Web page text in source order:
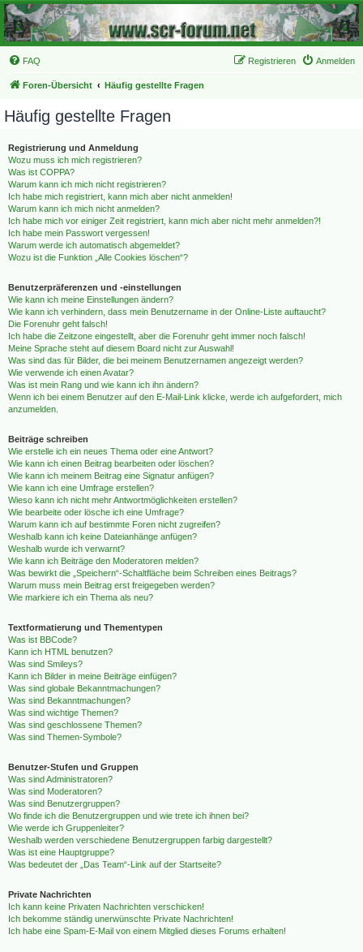
FAQ Anmelden
Registrieren
Foren-Übersicht Häufig gestellte Fragen
Häufig gestellte Fragen
Registrierung und Anmeldung
Wozu muss ich mich registrieren?
Was ist COPPA?
Warum kann ich mich nicht registrieren?
Ich habe mich registriert, kann mich aber nicht anmelden!
Warum kann ich mich nicht anmelden?
Ich habe mich vor einiger Zeit registriert, kann mich aber nicht mehr anmelden?!
Ich habe mein Passwort vergessen!
Warum werde ich automatisch abgemeldet?
Wozu ist die Funktion „Alle Cookies löschen“?
Benutzerpräferenzen und -einstellungen
Wie kann ich meine Einstellungen ändern?
Wie kann ich verhindern, dass mein Benutzername in der Online-Liste auftaucht?
Die Forenuhr geht falsch!
Ich habe die Zeitzone eingestellt, aber die Forenuhr geht immer noch falsch!
Meine Sprache steht auf diesem Board nicht zur Auswahl!
Was sind das für Bilder, die bei meinem Benutzernamen angezeigt werden?
Wie verwende ich einen Avatar?
Was ist mein Rang und wie kann ich ihn ändern?
Wenn ich bei einem Benutzer auf den E-Mail-Link klicke, werde ich aufgefordert, mich
anzumelden.
Beiträge schreiben
Wie erstelle ich ein neues Thema oder eine Antwort?
Wie kann ich einen Beitrag bearbeiten oder löschen?
Wie kann ich meinem Beitrag eine Signatur anfügen?
Wie kann ich eine Umfrage erstellen?
Wieso kann ich nicht mehr Antwortmöglichkeiten erstellen?
Wie bearbeite oder lösche ich eine Umfrage?
Warum kann ich auf bestimmte Foren nicht zugreifen?
Weshalb kann ich keine Dateianhänge anfügen?
Weshalb wurde ich verwarnt?
Wie kann ich Beiträge den Moderatoren melden?
Was bewirkt die „Speichern“-Schaltfläche beim Schreiben eines Beitrags?
Warum muss mein Beitrag erst freigegeben werden?
Wie markiere ich ein Thema als neu?
Textformatierung und Thementypen
Was ist BBCode?
Kann ich HTML benutzen?
Was sind Smileys?
Kann ich Bilder in meine Beiträge einfügen?
Was sind globale Bekanntmachungen?
Was sind Bekanntmachungen?
Was sind wichtige Themen?
Was sind geschlossene Themen?
Was sind Themen-Symbole?
Benutzer-Stufen und Gruppen
Was sind Administratoren?
Was sind Moderatoren?
Was sind Benutzergruppen?
Wo finde ich die Benutzergruppen und wie trete ich ihnen bei?
Wie werde ich Gruppenleiter?
Weshalb werden verschiedene Benutzergruppen farbig dargestellt?
Was ist eine Hauptgruppe?
Was bedeutet der „Das Team“-Link auf der Startseite?
Private Nachrichten
Ich kann keine Privaten Nachrichten verschicken!
Ich bekomme ständig unerwünschte Private Nachrichten!
Ich habe eine Spam-E-Mail von einem Mitglied dieses Forums erhalten!